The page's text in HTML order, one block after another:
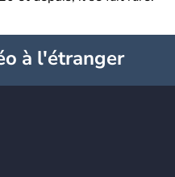
à l'étranger